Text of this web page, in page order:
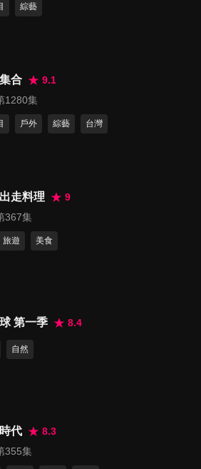
集 太崩潰
現場嚇哭
不准拿
集 過年給
被唸
鐘
綜藝
合
9.1
1280集
戶外 綜藝 台灣
走料理
9
367集
旅遊 美食
第一季 8.4
自然
代
8.3
355集